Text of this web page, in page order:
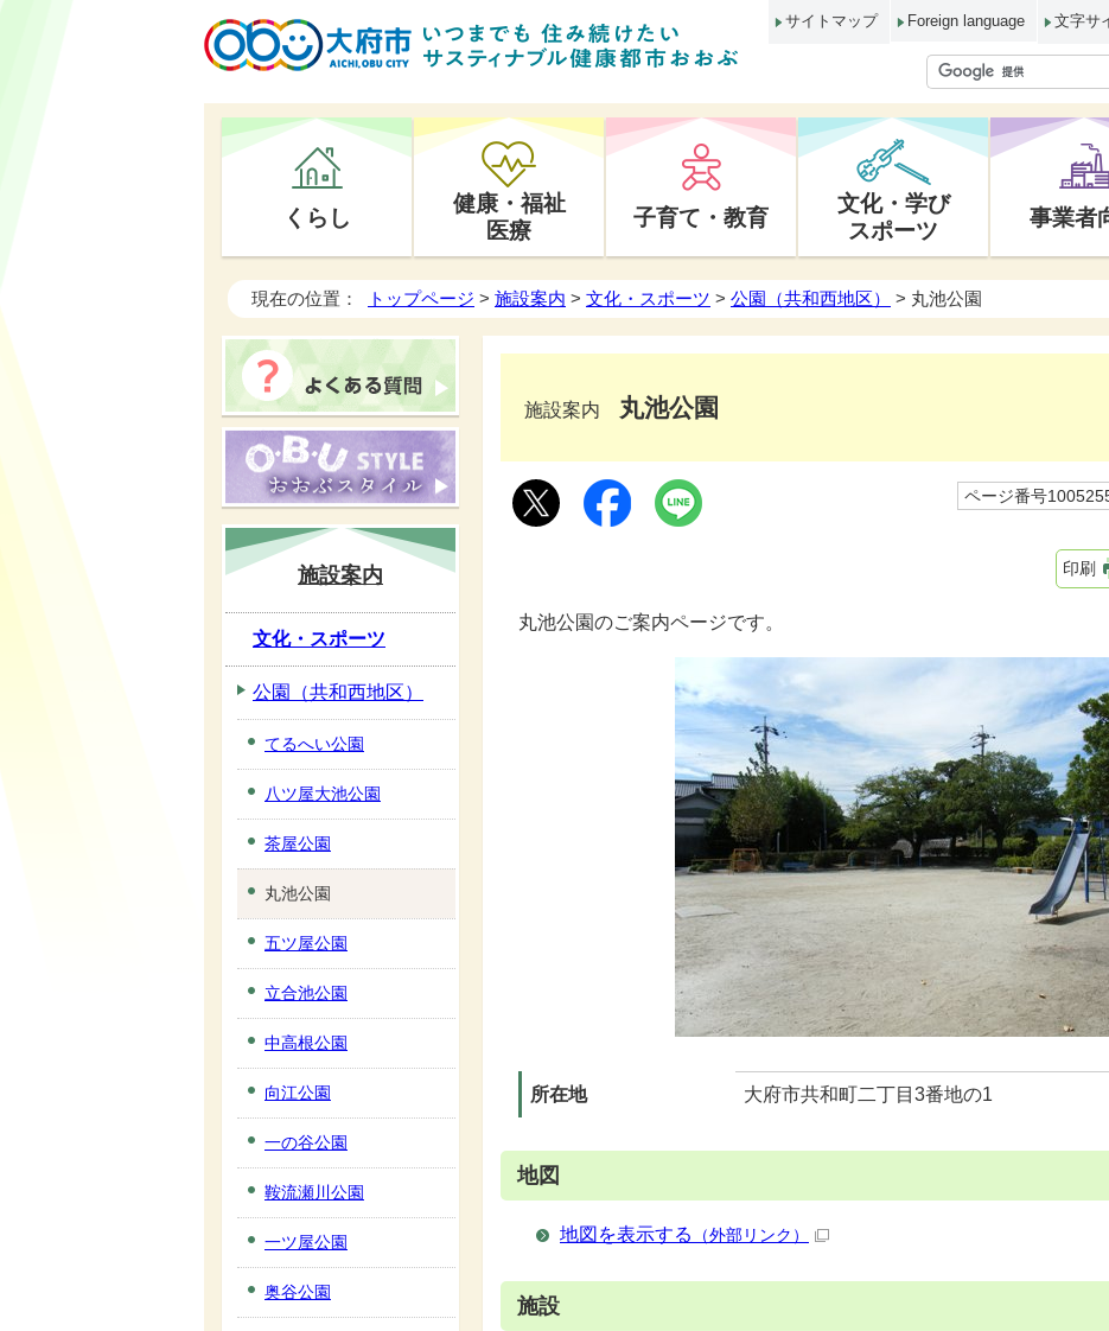
サイトマップ Foreign language 文字サ
くらし
健康・福祉
医療
子育て・教育
文化・学び
スポーツ
事業者
現在の位置： トップページ > 施設案内 > 文化・スポーツ > 公園（共和西地区） > 丸池公園
施設案内 丸池公園
ページ番号
印刷
丸池公園のご案内ページです。
所在地 大府市共和町二丁目3番地の1
地図
地図を表示する （外部リンク）
施設
施設案内
文化・スポーツ
公園（共和西地区）
てるへい公園
八ツ屋大池公園
茶屋公園
丸池公園
五ツ屋公園
立合池公園
中高根公園
向江公園
一の谷公園
鞍流瀬川公園
一ツ屋公園
奥谷公園